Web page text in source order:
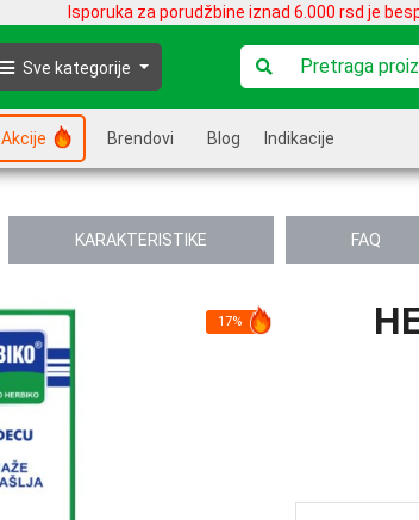
Isporuka za porudžbine iznad 6.000 rsd je
Sve kategorije
Akcije Brendovi Blog Indikacije
KARAKTERISTIKE FAQ
17%